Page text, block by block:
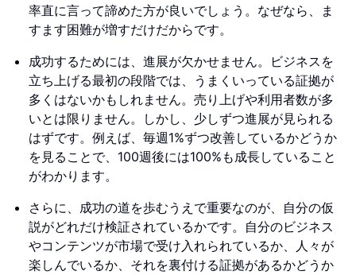
率直に言って諦めた方が良いでしょう。なぜなら、ま
すます困難が増すだけだからです。
成功するためには、進展が欠かせません。ビジネスを
立ち上げる最初の段階では、うまくいっている証拠が
多くはないかもしれません。売り上げや利用者数が多
いとは限りません。しかし、少しずつ進展が見られる
はずです。例えば、毎週1%ずつ改善しているかどうか
を見ることで、100週後には100%も成長していること
がわかります。
さらに、成功の道を歩むうえで重要なのが、自分の仮
説がどれだけ検証されているかです。自分のビジネス
やコンテンツが市場で受け入れられているか、人々が
楽しんでいるか、それを裏付ける証拠があるかどうか